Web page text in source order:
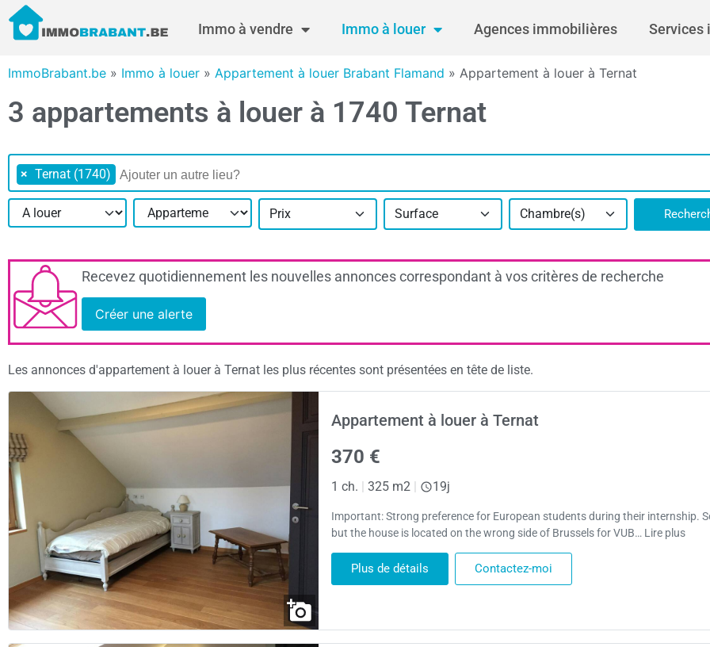
Immo à vendre Immo à louer Agences immobilières Services
ImmoBrabant.be » Immo à louer » Appartement à louer Brabant Flamand » Appartement à louer à Ternat
3 appartements à louer à 1740 Ternat
× Ternat (1740)
Prix Surface Chambre(s)
Recevez quotidiennement les nouvelles annonces correspondant à vos critères de recherche
Créer une alerte
Les annonces d'appartement à louer à Ternat les plus récentes sont présentées en tête de liste.
Appartement à louer à Ternat
370 €
1 ch. 325 m2 19j
Important: Strong preference for European students during their internship.
but the house is located on the wrong side of Brussels for VUB… Lire plus
Plus de détails Contactez-moi